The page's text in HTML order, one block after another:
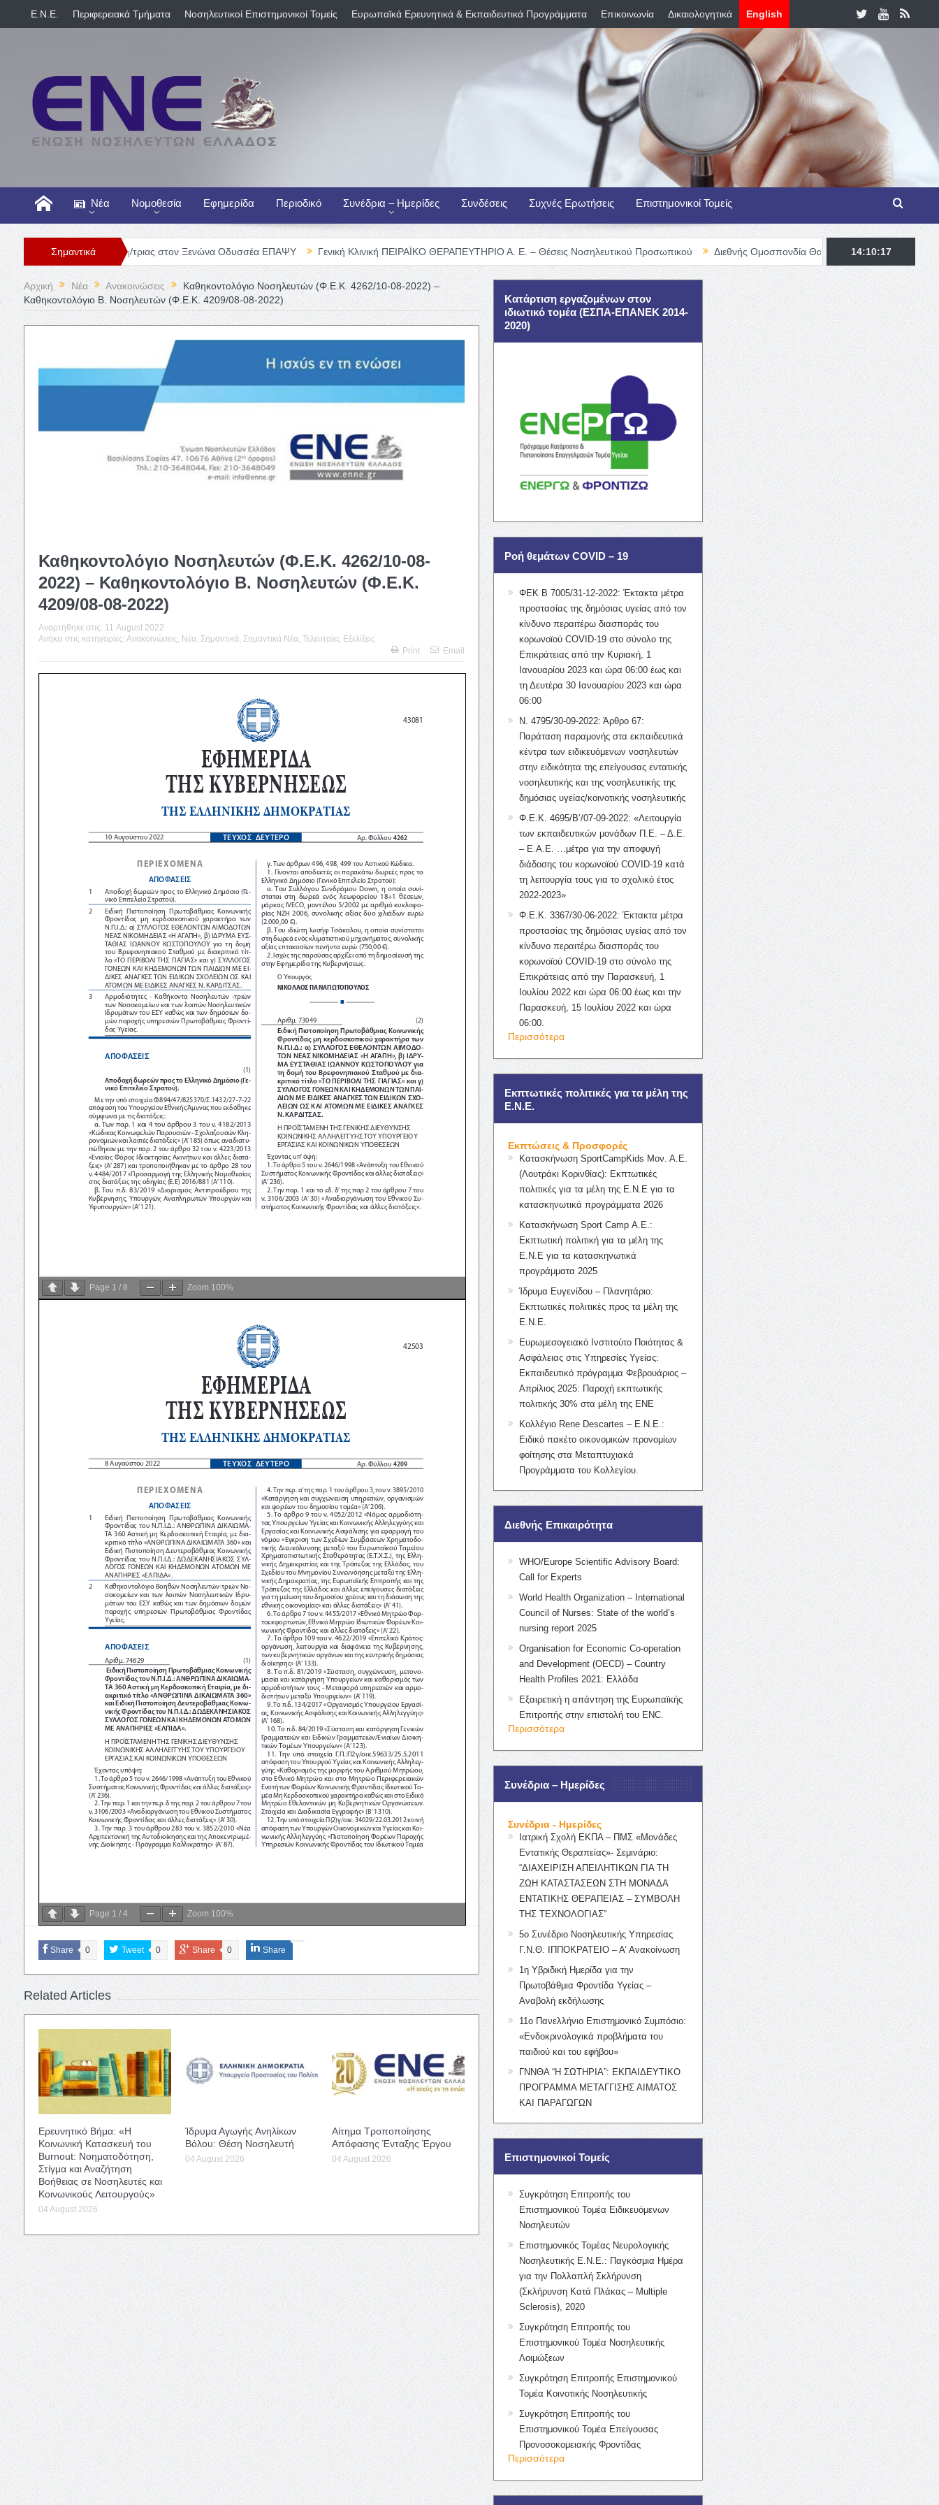
E.N.E. Περιφερειακά Τμήματα Νοσηλευτικοί Επιστημονικοί Τομείς Ευρωπαϊκά Ερευνητικά & Εκπαιδευτικά Προγράμματα Επικοινωνία Δικαιολογητικά English
Νέα Νομοθεσία Εφημερίδα Περιοδικό Συνέδρια – Ημερίδες Συνδέσεις Συχνές Ερωτήσεις Επιστημονικοί Τομείς
Σημαντικά
Νοσηλευτή/τριας στον Ξενώνα Οδυσσέα ΕΠΑΨΥ Γενική Κλινική ΠΕΙΡΑΪΚΟ ΘΕΡΑΠΕΥΤΗΡΙΟ Α. Ε. – Θέσεις Νοσηλευτικού Προσωπικού Διεθνής Ομοσπονδία Θαλασσαιμίας – TIF Fellowship
14:10:19
Αρχική Νέα Ανακοινώσεις
Καθηκοντολόγιο Νοσηλευτών (Φ.Ε.Κ. 4262/10-08-2022) –
Καθηκοντολόγιο Β. Νοσηλευτών (Φ.Ε.Κ. 4209/08-08-2022)
Καθηκοντολόγιο Νοσηλευτών (Φ.Ε.Κ. 4262/10-08-
2022) – Καθηκοντολόγιο Β. Νοσηλευτών (Φ.Ε.Κ.
4209/08-08-2022)
Αναρτήθηκε στις: 11 August 2022
Ανήκει στις κατηγορίες: Ανακοινώσεις Νέα Σημαντικά Σημαντικά Νέα Τελευταίες Εξελίξεις
Print
Email
Page 1 / 8 Zoom 100%
Page 1 / 4 Zoom 100%
Share 0 Tweet 0 Share 0 Share
Related Articles
Ερευνητικό Βήμα: «Η
Κοινωνική Κατασκευή του
Burnout: Νοηματοδότηση,
Στίγμα και Αναζήτηση
Βοήθειας σε Νοσηλευτές και
Κοινωνικούς Λειτουργούς»
04 August 2026
Ίδρυμα Αγωγής Ανηλίκων
Βόλου: Θέση Νοσηλευτή
04 August 2026
Αίτημα Τροποποίησης
Απόφασης Ένταξης Έργου
04 August 2026
Κατάρτιση εργαζομένων στον
ιδιωτικό τομέα (ΕΣΠΑ-ΕΠΑΝΕΚ 2014-
2020)
Ροή θεμάτων COVID – 19
ΦΕΚ Β 7005/31-12-2022: Έκτακτα μέτρα
προστασίας της δημόσιας υγείας από τον
κίνδυνο περαιτέρω διασποράς του
κορωνοϊού COVID-19 στο σύνολο της
Επικράτειας από την Κυριακή, 1
Ιανουαρίου 2023 και ώρα 06:00 έως και
τη Δευτέρα 30 Ιανουαρίου 2023 και ώρα
06:00
Ν. 4795/30-09-2022: Άρθρο 67:
Παράταση παραμονής στα εκπαιδευτικά
κέντρα των ειδικευόμενων νοσηλευτών
στην ειδικότητα της επείγουσας εντατικής
νοσηλευτικής και της νοσηλευτικής της
δημόσιας υγείας/κοινοτικής νοσηλευτικής
Φ.Ε.Κ. 4695/Β’/07-09-2022: «Λειτουργία
των εκπαιδευτικών μονάδων Π.Ε. – Δ.Ε.
– Ε.Α.Ε. …μέτρα για την αποφυγή
διάδοσης του κορωνοϊού COVID-19 κατά
τη λειτουργία τους για το σχολικό έτος
2022-2023»
Φ.Ε.Κ. 3367/30-06-2022: Έκτακτα μέτρα
προστασίας της δημόσιας υγείας από τον
κίνδυνο περαιτέρω διασποράς του
κορωνοϊού COVID-19 στο σύνολο της
Επικράτειας από την Παρασκευή, 1
Ιουλίου 2022 και ώρα 06:00 έως και την
Παρασκευή, 15 Ιουλίου 2022 και ώρα
06:00.
Περισσότερα
Εκπτωτικές πολιτικές για τα μέλη της
Ε.Ν.Ε.
Εκπτώσεις & Προσφορές
Κατασκήνωση SportCampKids Μον. Α.Ε.
(Λουτράκι Κορινθίας): Εκπτωτικές
πολιτικές για τα μέλη της Ε.Ν.Ε για τα
κατασκηνωτικά προγράμματα 2026
Κατασκήνωση Sport Camp Α.Ε.:
Εκπτωτική πολιτική για τα μέλη της
Ε.Ν.Ε για τα κατασκηνωτικά
προγράμματα 2025
Ίδρυμα Ευγενίδου – Πλανητάριο:
Εκπτωτικές πολιτικές προς τα μέλη της
Ε.Ν.Ε.
Ευρωμεσογειακό Ινστιτούτο Ποιότητας &
Ασφάλειας στις Υπηρεσίες Υγείας:
Εκπαιδευτικό πρόγραμμα Φεβρουάριος –
Απρίλιος 2025: Παροχή εκπτωτικής
πολιτικής 30% στα μέλη της ΕΝΕ
Κολλέγιο Rene Descartes – Ε.Ν.Ε.:
Ειδικό πακέτο οικονομικών προνομίων
φοίτησης στα Μεταπτυχιακά
Προγράμματα του Κολλεγίου.
Διεθνής Επικαιρότητα
WHO/Europe Scientific Advisory Board:
Call for Experts
World Health Organization – International
Council of Nurses: State of the world’s
nursing report 2025
Organisation for Economic Co-operation
and Development (OECD) – Country
Health Profiles 2021: Ελλάδα
Εξαιρετική η απάντηση της Ευρωπαϊκής
Επιτροπής στην επιστολή του ENC.
Περισσότερα
Συνέδρια – Ημερίδες
Συνέδρια - Ημερίδες
Ιατρική Σχολή ΕΚΠΑ – ΠΜΣ «Μονάδες
Εντατικής Θεραπείας»- Σεμινάριο:
“ΔΙΑΧΕΙΡΙΣΗ ΑΠΕΙΛΗΤΙΚΩΝ ΓΙΑ ΤΗ
ΖΩΗ ΚΑΤΑΣΤΑΣΕΩΝ ΣΤΗ ΜΟΝΑΔΑ
ΕΝΤΑΤΙΚΗΣ ΘΕΡΑΠΕΙΑΣ – ΣΥΜΒΟΛΗ
ΤΗΣ ΤΕΧΝΟΛΟΓΙΑΣ”
5ο Συνέδριο Νοσηλευτικής Υπηρεσίας
Γ.Ν.Θ. ΙΠΠΟΚΡΑΤΕΙΟ – Α’ Ανακοίνωση
1η Υβριδική Ημερίδα για την
Πρωτοβάθμια Φροντίδα Υγείας –
Αναβολή εκδήλωσης
11ο Πανελλήνιο Επιστημονικό Συμπόσιο:
«Ενδοκρινολογικά προβλήματα του
παιδιού και του εφήβου»
ΓΝΝΘΑ “Η ΣΩΤΗΡΙΑ”: ΕΚΠΑΙΔΕΥΤΙΚΟ
ΠΡΟΓΡΑΜΜΑ ΜΕΤΑΓΓΙΣΗΣ ΑΙΜΑΤΟΣ
ΚΑΙ ΠΑΡΑΓΩΓΩΝ
Επιστημονικοί Τομείς
Συγκρότηση Επιτροπής του
Επιστημονικού Τομέα Ειδικευόμενων
Νοσηλευτών
Επιστημονικός Τομέας Νευρολογικής
Νοσηλευτικής Ε.Ν.Ε.: Παγκόσμια Ημέρα
για την Πολλαπλή Σκλήρυνση
(Σκλήρυνση Κατά Πλάκας – Multiple
Sclerosis), 2020
Συγκρότηση Επιτροπής του
Επιστημονικού Τομέα Νοσηλευτικής
Λοιμώξεων
Συγκρότηση Επιτροπής Επιστημονικού
Τομέα Κοινοτικής Νοσηλευτικής
Συγκρότηση Επιτροπής του
Επιστημονικού Τομέα Επείγουσας
Προνοσοκομειακής Φροντίδας
Περισσότερα